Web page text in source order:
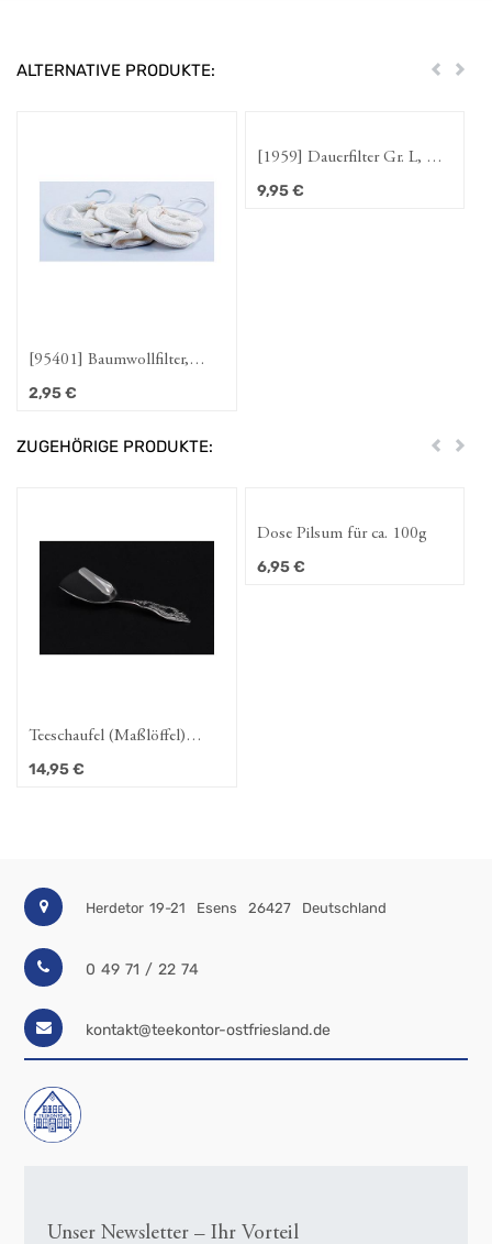
ALTERNATIVE PRODUKTE: Zurück
[95401] Baumwollfilter,
ungebleicht Gr. II (M), aus
2,95€
[1959] Dauerfilter Gr. L, mit
Goldfilter
9,95€
ZUGEHÖRIGE PRODUKTE: Zurück
Teeschaufel (Maßlöffel)
"Ostfriesen"
14,95€
Dose Pilsum für ca. 100g
6,95€
Herdetor 19-21 Esens 26427 Deutschland
0 49 71 / 22 74
kontakt@teekontor-ostfriesland.de
Unser Newsletter – Ihr Vorteil